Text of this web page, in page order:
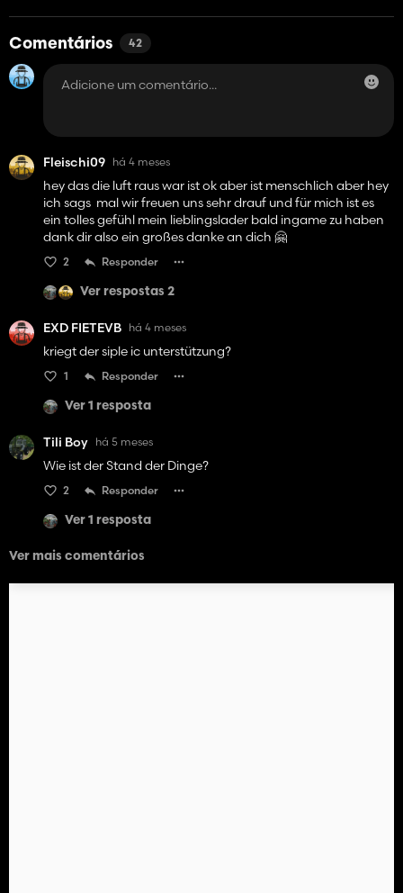
Comentários 42
Fleischi09 há 4 meses
hey das die luft raus war ist ok aber ist menschlich aber hey
ich sags mal wir freuen uns sehr drauf und für mich ist es
ein tolles gefühl mein lieblingslader bald ingame zu haben
dank dir also ein großes danke an dich 🤗
2 Responder
Ver respostas 2
EXD FIETEVB há 4 meses
kriegt der siple ic unterstützung?
1 Responder
Ver 1 resposta
Tili Boy há 5 meses
Wie ist der Stand der Dinge?
2 Responder
Ver 1 resposta
Ver mais comentários